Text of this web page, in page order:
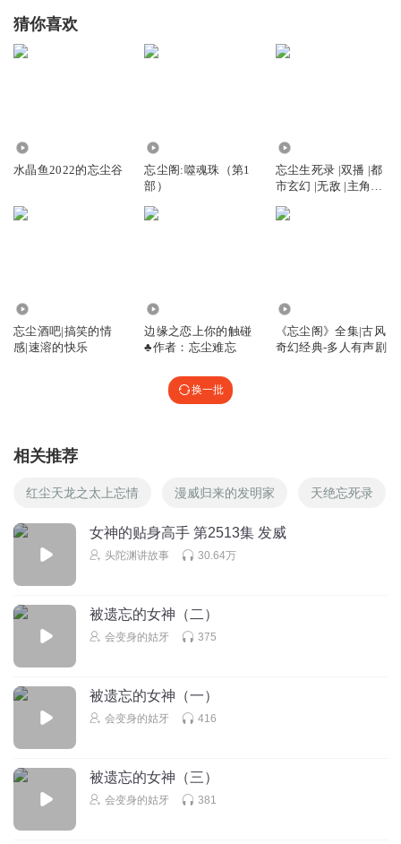
猜你喜欢
水晶鱼2022的忘尘谷
忘尘阁:噬魂珠（第1
部）
忘尘生死录 |双播 |都
市玄幻 |无敌 |主角光
忘尘酒吧|搞笑的情
感|速溶的快乐
边缘之恋上你的触碰
♣作者：忘尘难忘
《忘尘阁》全集|古风
奇幻经典-多人有声剧
换一批
相关推荐
红尘天龙之太上忘情 漫威归来的发明家 天绝忘死录
女神的贴身高手 第2513集 发威
头陀渊讲故事 30.64万
被遗忘的女神（二）
会变身的姑牙 375
被遗忘的女神（一）
会变身的姑牙 416
被遗忘的女神（三）
会变身的姑牙 381